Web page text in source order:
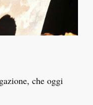
che oggi